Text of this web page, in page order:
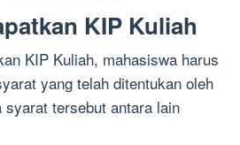
KIP Kuliah
KIP Kuliah, mahasiswa harus
yang telah ditentukan oleh
syarat tersebut antara lain